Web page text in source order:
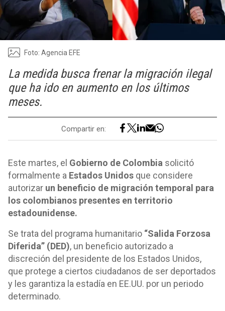
Foto: Agencia EFE
La medida busca frenar la migración ilegal
que ha ido en aumento en los últimos
meses.
Compartir en:
Este martes, el Gobierno de Colombia solicitó
formalmente a Estados Unidos que considere
autorizar un beneficio de migración temporal para
los colombianos presentes en territorio
estadounidense.
Se trata del programa humanitario “Salida Forzosa
Diferida” (DED), un beneficio autorizado a
discreción del presidente de los Estados Unidos,
que protege a ciertos ciudadanos de ser deportados
y les garantiza la estadía en EE.UU. por un periodo
determinado.